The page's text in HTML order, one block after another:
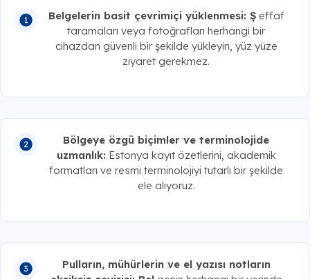
Belgelerin basit çevrimiçi yüklenmesi: Şeffaf
taramaları veya fotoğrafları herhangi bir
cihazdan güvenli bir şekilde yükleyin, yüz yüze
ziyaret gerekmez.
Bölgeye özgü biçimler ve terminolojide
uzmanlık: Estonya kayıt özetlerini, akademik
formatları ve resmi terminolojiyi tutarlı bir şekilde
ele alıyoruz.
Pulların, mühürlerin ve el yazısı notların